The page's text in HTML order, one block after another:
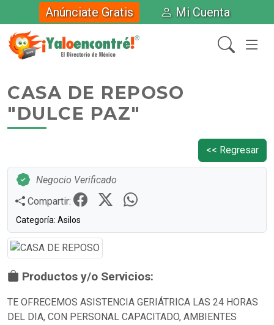
Anúnciate Gratis Mi Cuenta
CASA DE REPOSO
"DULCE PAZ"
<< Regresar
Negocio Verificado
Compartir:
Categoría: Asilos
Productos y/o Servicios:
TE OFRECEMOS ASISTENCIA GERIÁTRICA LAS 24 HORAS
DEL DIA, CON PERSONAL CAPACITADO, AMBIENTES